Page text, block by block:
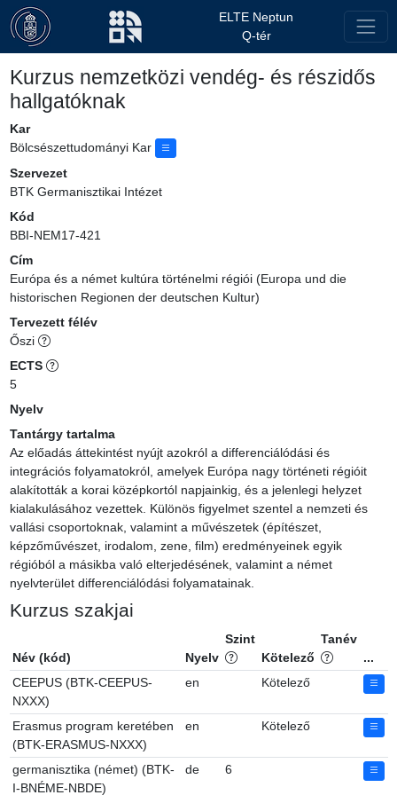
ELTE Neptun
Q-tér
Kurzus nemzetközi vendég- és részidős
hallgatóknak
Kar
Bölcsészettudományi Kar
Szervezet
BTK Germanisztikai Intézet
Kód
BBI-NEM17-421
Cím
Európa és a német kultúra történelmi régiói (Europa und die
historischen Regionen der deutschen Kultur)
Tervezett félév
Őszi
ECTS
5
Nyelv
Tantárgy tartalma
Az előadás áttekintést nyújt azokról a differenciálódási és
integrációs folyamatokról, amelyek Európa nagy történeti régióit
alakították a korai középkortól napjainkig, és a jelenlegi helyzet
kialakulásához vezettek. Különös figyelmet szentel a nemzeti és
vallási csoportoknak, valamint a művészetek (építészet,
képzőművészet, irodalom, zene, film) eredményeinek egyik
régióból a másikba való elterjedésének, valamint a német
nyelvterület differenciálódási folyamatainak.
Kurzus szakjai
Név (kód) Nyelv
Szint
Kötelező
Tanév
...
CEEPUS (BTK-CEEPUS-
NXXX)
en Kötelező
Erasmus program keretében
(BTK-ERASMUS-NXXX)
en Kötelező
germanisztika (német) (BTK-
I-BNÉME-NBDE)
de 6